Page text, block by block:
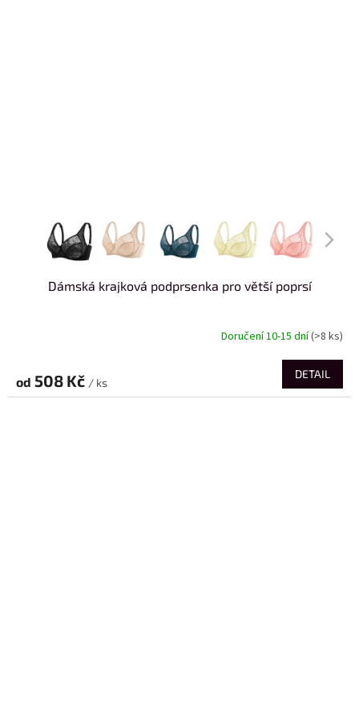
Dámská krajková podprsenka pro větší poprsí
Doručení 10-15 dní(>8 ks)
od 508 Kč / ks
DETAIL